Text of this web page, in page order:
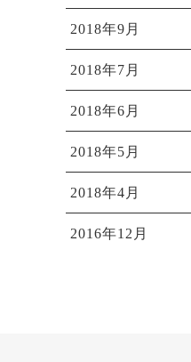
2018年9月
2018年7月
2018年6月
2018年5月
2018年4月
2016年12月